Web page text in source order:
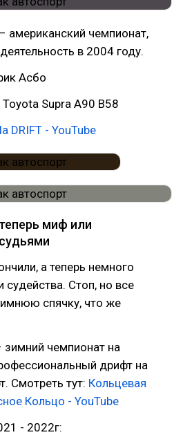
– американский чемпионат,
в 2004 году.
Асбо
Supra A90 B58
DRIFT - YouTube
миф или
а теперь немного
судейства. Стоп, но все
спячку, что же
чемпионат на
дрифт на
Смотреть тут: Кольцевая
Кольцо - YouTube
- 2022г: